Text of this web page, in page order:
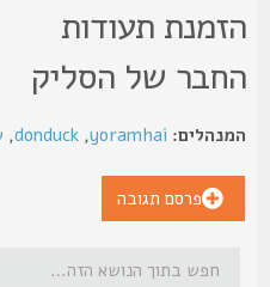
תעודות
של הסליק
yoramhai
,
donduck
,שרקן
פרסם תגובה